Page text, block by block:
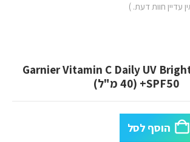
עדיין חוות דעת. )
Garnier Vitamin C Daily UV
SPF50+ (40 מ"ל)
הוסף לסל